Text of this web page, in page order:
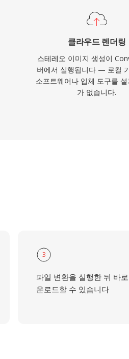
클라우드 렌더링
스테레오 이미지 생성이
버에서 실행됩니다 — 로컬
소프트웨어나 입체 도구를
가 없습니다.
3
파일 변환을 실행한 뒤 바
운로드할 수 있습니다